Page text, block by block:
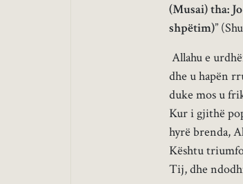
(Musai) tha:
shpëtim)”
Allahu e
dhe u hapën
duke mos u
Kur i gjithë
hyrë brenda,
Kështu
Tij, dhe